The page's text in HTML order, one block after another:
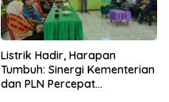
Listrik Hadir, Harapan
Tumbuh: Sinergi Kementerian
dan PLN Percepat